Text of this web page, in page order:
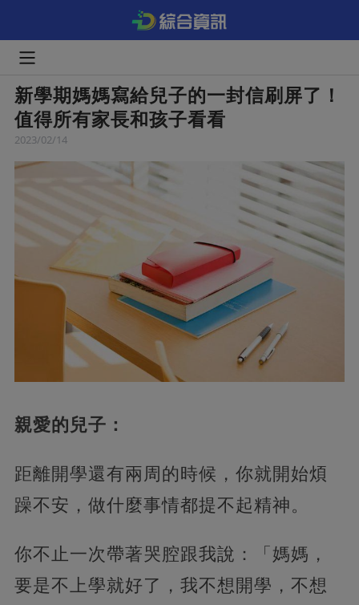
新學期媽媽寫給兒子的一封信刷屏了！
值得所有家長和孩子看看
2023/02/14
親愛的兒子：
距離開學還有兩周的時候，你就開始煩
躁不安，做什麼事情都提不起精神。
你不止一次帶著哭腔跟我說：「媽媽，
要是不上學就好了，我不想開學，不想